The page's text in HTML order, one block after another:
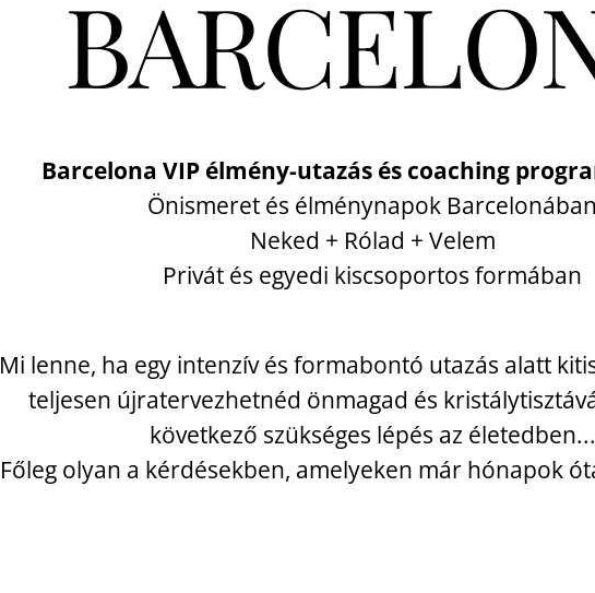
Barcelona VIP élmény-utazás és coaching
Önismeret és élménynapok Barcelonában
Neked + Rólad + Velem
Privát és egyedi kiscsoportos formában
Mi lenne, ha egy intenzív és formabontó utazás alatt
teljesen újratervezhetnéd önmagad és
következő szükséges lépés az életedben...
Főleg olyan a kérdésekben, amelyeken már hónapok